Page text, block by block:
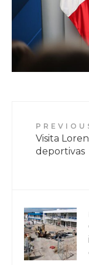
Visita
deportivas